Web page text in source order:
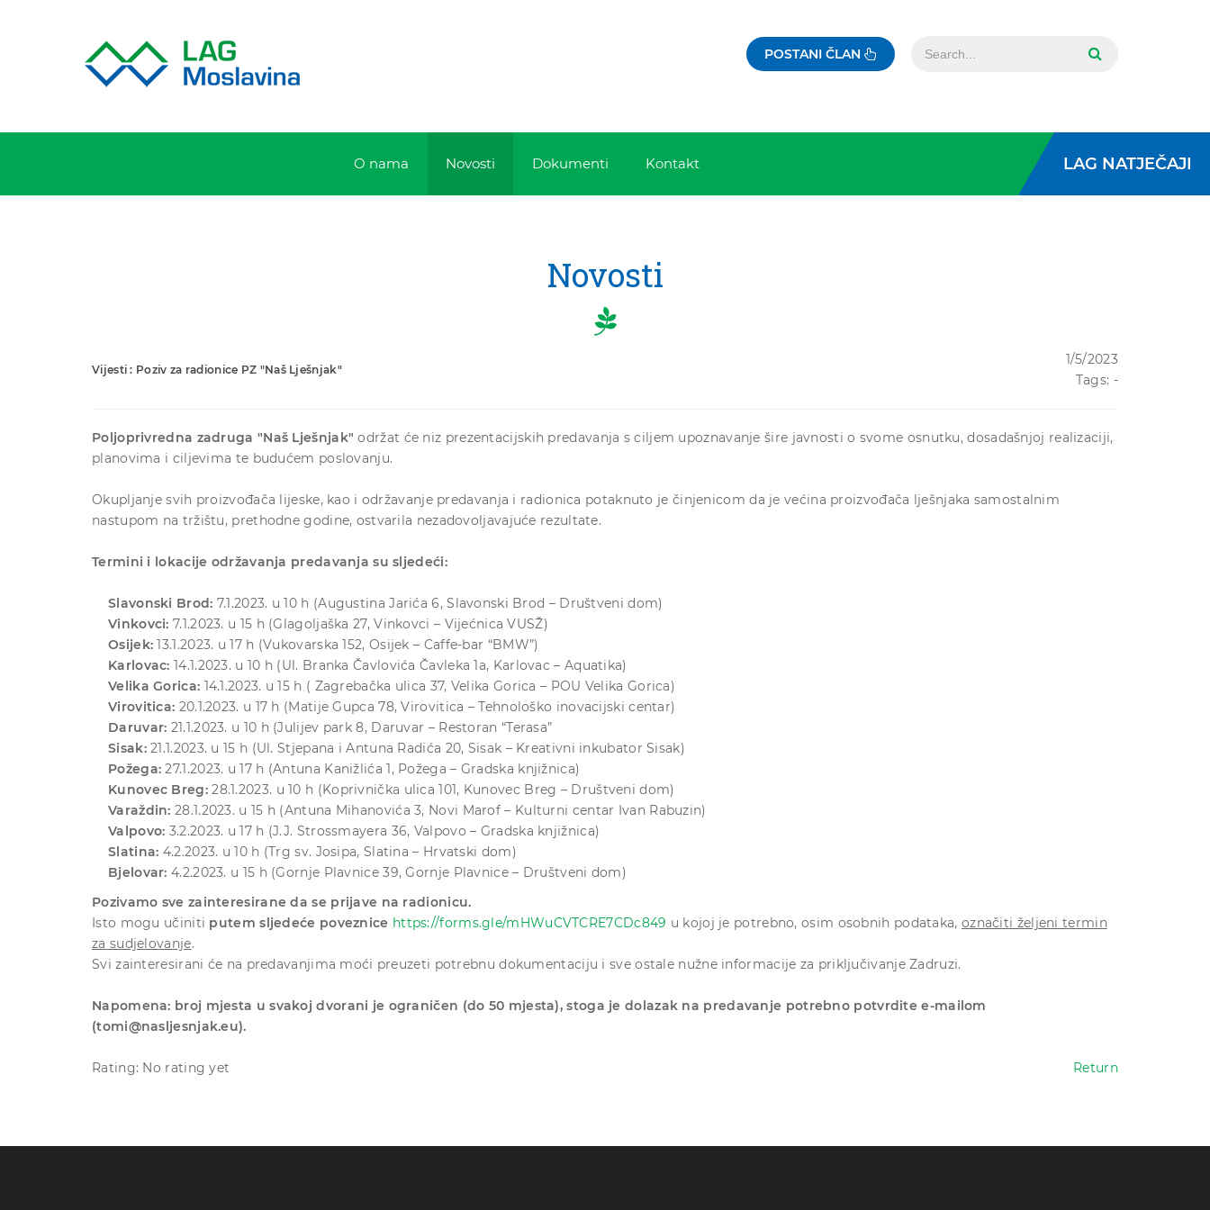
POSTANI ČLAN
O nama Novosti Dokumenti Kontakt LAG NATJEČAJI
Novosti
Vijesti : Poziv za radionice PZ "Naš Lješnjak"
1/5/2023
Tags: -
Poljoprivredna zadruga "Naš Lješnjak" održat će niz prezentacijskih predavanja s ciljem upoznavanje šire javnosti o svome osnutku, dosadašnjoj realizaciji,
planovima i ciljevima te budućem poslovanju.
Okupljanje svih proizvođača lijeske, kao i održavanje predavanja i radionica potaknuto je činjenicom da je većina proizvođača lješnjaka samostalnim
nastupom na tržištu, prethodne godine, ostvarila nezadovoljavajuće rezultate.
Termini i lokacije održavanja predavanja su sljedeći:
Slavonski Brod: 7.1.2023. u 10 h (Augustina Jarića 6, Slavonski Brod – Društveni dom)
Vinkovci: 7.1.2023. u 15 h (Glagoljaška 27, Vinkovci – Vijećnica VUSŽ)
Osijek: 13.1.2023. u 17 h (Vukovarska 152, Osijek – Caffe-bar “BMW”)
Karlovac: 14.1.2023. u 10 h (Ul. Branka Čavlovića Čavleka 1a, Karlovac – Aquatika)
Velika Gorica: 14.1.2023. u 15 h ( Zagrebačka ulica 37, Velika Gorica – POU Velika Gorica)
Virovitica: 20.1.2023. u 17 h (Matije Gupca 78, Virovitica – Tehnološko inovacijski centar)
Daruvar: 21.1.2023. u 10 h (Julijev park 8, Daruvar – Restoran “Terasa”
Sisak:21.1.2023. u 15 h (Ul. Stjepana i Antuna Radića 20, Sisak – Kreativni inkubator Sisak)
Požega: 27.1.2023. u 17 h (Antuna Kanižlića 1, Požega – Gradska knjižnica)
Kunovec Breg:28.1.2023. u 10 h (Koprivnička ulica 101, Kunovec Breg – Društveni dom)
Varaždin: 28.1.2023. u 15 h (Antuna Mihanovića 3, Novi Marof – Kulturni centar Ivan Rabuzin)
Valpovo: 3.2.2023. u 17 h (J.J. Strossmayera 36, Valpovo – Gradska knjižnica)
Slatina: 4.2.2023. u 10 h (Trg sv. Josipa, Slatina – Hrvatski dom)
Bjelovar: 4.2.2023. u 15 h (Gornje Plavnice 39, Gornje Plavnice – Društveni dom)
Pozivamo sve zainteresirane da se prijave na radionicu.
Isto mogu učiniti putem sljedeće poveznice https://forms.gle/mHWuCVTCRE7CDc849 u kojoj je potrebno, osim osobnih podataka, označiti željeni termin
za sudjelovanje.
Svi zainteresirani će na predavanjima moći preuzeti potrebnu dokumentaciju i sve ostale nužne informacije za priključivanje Zadruzi.
Napomena: broj mjesta u svakoj dvorani je ograničen (do 50 mjesta), stoga je dolazak na predavanje potrebno potvrdite e-mailom
(tomi@nasljesnjak.eu).
Rating: No rating yet Return